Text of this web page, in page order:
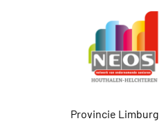
Provincie Limburg